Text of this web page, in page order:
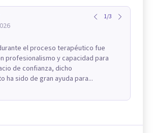
1/3
el proceso terapéutico fue
profesionalismo y capacidad para
de confianza, dicho
ha sido de gran ayuda para...